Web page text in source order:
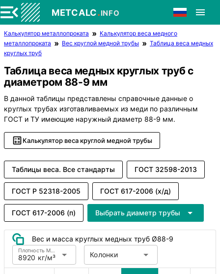
METCALC.INFO
Калькулятор металлопроката
Калькулятор веса медного
металлопроката
Вес круглой медной трубы
Таблица веса медных
круглых труб
Таблица веса медных круглых труб с
диаметром 88-9 мм
В данной таблицы представлены справочные данные о
круглых трубах изготавливаемых из меди по различным
ГОСТ и ТУ имеющие наружный диаметр 88-9 мм.
Калькулятор веса круглой медной трубы
Таблицы веса. Все стандарты ГОСТ 32598-2013
ГОСТ Р 52318-2005 ГОСТ 617-2006 (х/д)
ГОСТ 617-2006 (п) Выбрать диаметр трубы
Вес и масса круглых медных труб Ø88-9
8920 кг/м³
Плотность Медь Колонки